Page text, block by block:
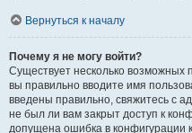
Вернуться к началу
Почему я не могу войти?
Существует несколько возможных
вы правильно вводите имя
введены правильно, свяжитесь с
не был ли вам закрыт доступ к
допущена ошибка в конфигурации